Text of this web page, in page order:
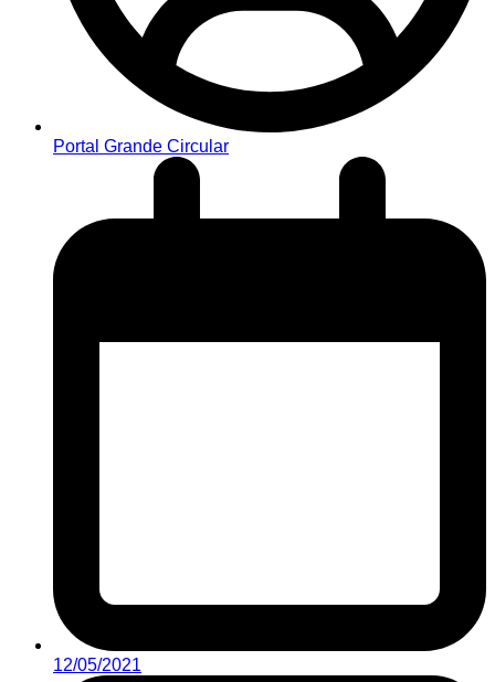
Portal Grande Circular
12/05/2021